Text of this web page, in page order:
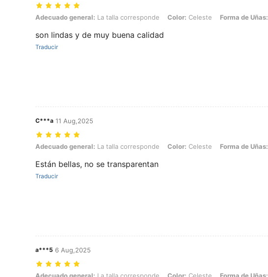
Adecuado general: La talla corresponde, Color: Celeste, Forma de Uñas: Almendra
Adecuado general: La talla corresponde Color: Celeste Forma de Uñas:
son lindas y de muy buena calidad
Traducir
C***a 11 Aug,2025
Adecuado general: La talla corresponde, Color: Celeste, Forma de Uñas: Almendra
Adecuado general: La talla corresponde Color: Celeste Forma de Uñas:
Están bellas, no se transparentan
Traducir
a***5 6 Aug,2025
Adecuado general: La talla corresponde, Color: Celeste, Forma de Uñas: Almendra
Adecuado general: La talla corresponde Color: Celeste Forma de Uñas: